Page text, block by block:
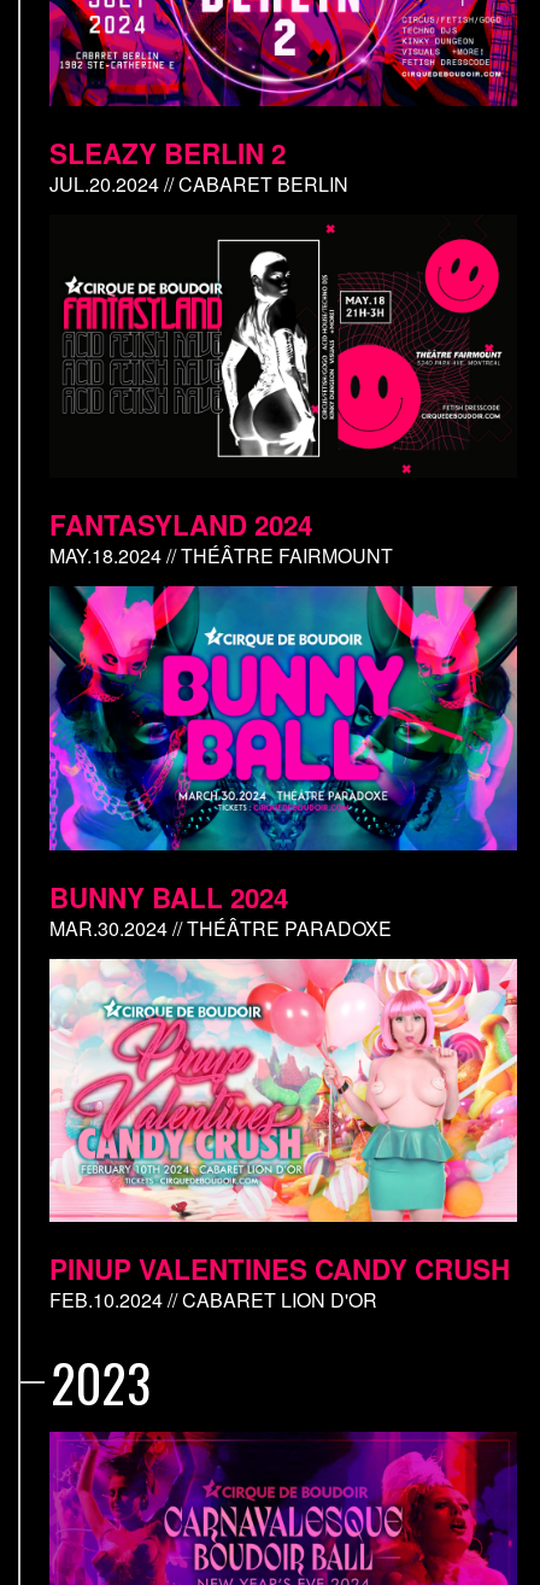
SLEAZY BERLIN 2
JUL.20.2024 // CABARET BERLIN
FANTASYLAND 2024
MAY.18.2024 // THÉÂTRE FAIRMOUNT
BUNNY BALL 2024
MAR.30.2024 // THÉÂTRE PARADOXE
PINUP VALENTINES CANDY CRUSH
FEB.10.2024 // CABARET LION D'OR
2023